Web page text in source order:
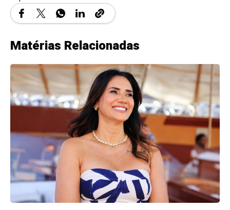
Matérias Relacionadas